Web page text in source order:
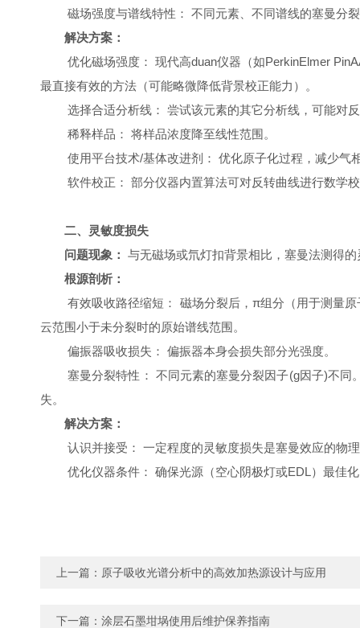
磁场强度与谱线特性： 不同元素、不同谱线的塞曼分
解决方案：
优化磁场强度： 现代高duan仪器（如PerkinElmer
最直接有效的方法（可能略微降低背景校正能力）。
选择合适分析线： 尝试该元素的其它分析线，可能对
稀释样品： 将样品浓度降至线性范围。
使用平台技术/基体改进剂： 优化原子化过程，减少气
软件校正： 部分仪器内置算法可对反转曲线进行数学
二、灵敏度损失
问题现象： 与无磁场或氘灯扣背景相比，塞曼法测得
根源剖析：
有效吸收路径缩短： 磁场分裂后，π组分（用于测量
云范围小于未分裂时的原始谱线范围。
偏振器吸收损失： 偏振器本身会损失部分光强度。
塞曼分裂特性： 不同元素的塞曼分裂因子(g因子)不
失。
解决方案：
认识并接受： 一定程度的灵敏度损失是塞曼效应的物
优化仪器条件： 确保光源（空心阴极灯或EDL）最佳
上一篇： 原子吸收光谱分析中的高效加热源设计与应用
下一篇： 涂层石墨坩埚使用后维护保养指南